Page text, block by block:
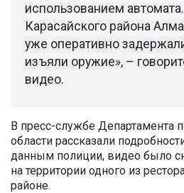
использованием
Карасайского района
уже оперативно
изъяли оружие», –
видео.
В пресс-службе Департамента
области рассказали
данным полиции, видео было
на территории одного из
районе.